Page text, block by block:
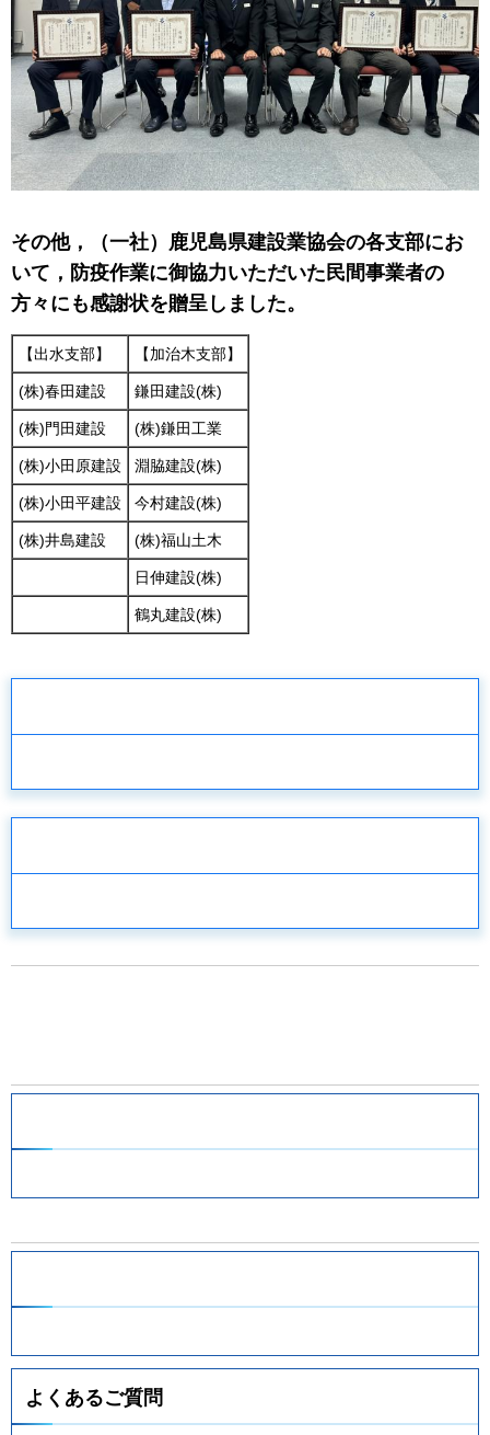
その他，（一社）鹿児島県建設業協会の各支部にお
いて，防疫作業に御協力いただいた民間事業者の
方々にも感謝状を贈呈しました。
【出水支部】 【加治木支部】
(株)春田建設 鎌田建設(株)
(株)門田建設 (株)鎌田工業
(株)小田原建設 淵脇建設(株)
(株)小田平建設 今村建設(株)
(株)井島建設 (株)福山土木
日伸建設(株)
鶴丸建設(株)
よくあるご質問